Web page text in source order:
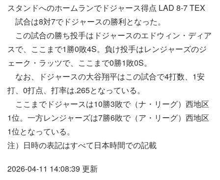
スタンドへのホームランでドジャース得点 LAD 8-7 TEX
試合は8対7でドジャースの勝利となった。
この試合の勝ち投手はドジャースのエドウィン・ディア
スで、ここまで1勝0敗4S。負け投手はレンジャーズのジ
ェーク・ラッツで、ここまで0勝1敗0S。
なお、ドジャースの大谷翔平はこの試合で4打数、1安
打、0打点、打率は.265となっている。
ここまでドジャースは10勝3敗で（ナ・リーグ）西地区
1位。一方レンジャーズは7勝6敗で（ア・リーグ）西地区
1位となっている。
注）日時の表記はすべて日本時間での記載
2026-04-11 14:08:39 更新